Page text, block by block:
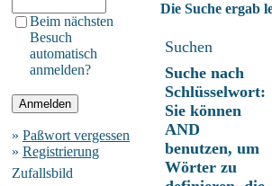
Beim nächsten
Besuch
automatisch
anmelden?
» Paßwort vergessen
» Registrierung
Zufallsbild
Die Suche ergab
Suchen
Suche nach
Schlüsselwort:
Sie können
AND
benutzen, um
Wörter zu